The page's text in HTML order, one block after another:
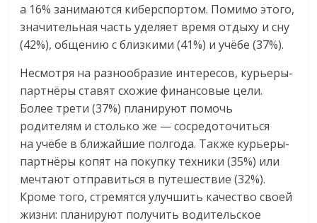
а 16% занимаются киберспортом. Помимо этого,
значительная часть уделяет время отдыху и сну
(42%), общению с близкими (41%) и учёбе (37%).
Несмотря на разнообразие интересов, курьеры-
партнёры ставят схожие финансовые цели.
Более трети (37%) планируют помочь
родителям и столько же — сосредоточиться
на учёбе в ближайшие полгода. Также курьеры-
партнёры копят на покупку техники (35%) или
мечтают отправиться в путешествие (32%).
Кроме того, стремятся улучшить качество своей
жизни: планируют получить водительское